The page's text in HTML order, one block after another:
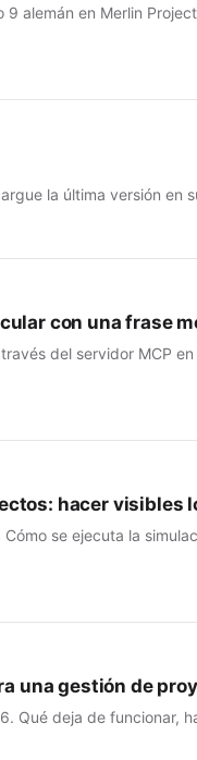
alemán en Merlin
la última versión en
con una frase
del servidor MCP
hacer visibles
se ejecuta la
una gestión de
Qué deja de funcionar,